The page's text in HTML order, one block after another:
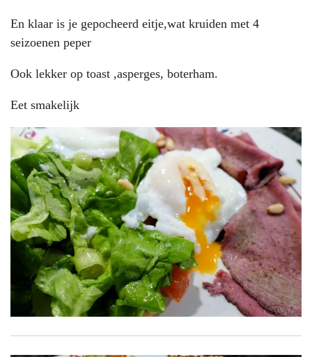
En klaar is je gepocheerd eitje,wat kruiden met 4
seizoenen peper
Ook lekker op toast ,asperges, boterham.
Eet smakelijk